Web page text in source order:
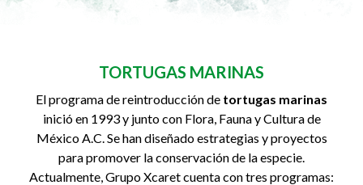
TORTUGAS MARINAS
El programa de reintroducción de tortugas marinas
inició en 1993 y junto con Flora, Fauna y Cultura de
México A.C. Se han diseñado estrategias y proyectos
para promover la conservación de la especie.
Actualmente, Grupo Xcaret cuenta con tres programas: